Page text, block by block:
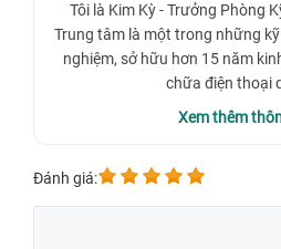
Tôi là Kim Kỳ - Trưởng Phòng
Trung tâm là một trong những
nghiệm, sở hữu hơn 15 năm
chữa điện thoại
Xem thêm
Đánh giá: